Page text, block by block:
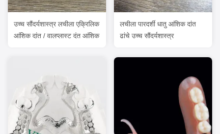
उच्च सौंदर्यशास्त्र लचीला एक्रिलिक
आंशिक दांत / वालप्लास्ट दंत आंशिक
लचीला पारदर्शी धातु आंशिक दांत
ढांचे उच्च सौंदर्यशास्त्र